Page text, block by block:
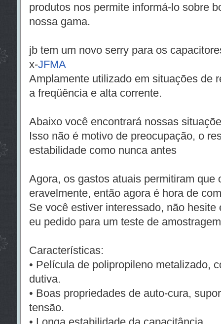
produtos nos permite informá-lo sobre
nossa gama.
jb tem um novo serry para os
x-JFMA
Amplamente utilizado em situações de
a freqüência e alta corrente.
Abaixo você encontrará nossas
Isso não é motivo de preocupação, o
estabilidade como nunca antes
Agora, os gastos atuais permitiram que
eravelmente, então agora é hora de
Se você estiver interessado, não hesite
eu pedido para um teste de
Características:
• Película de polipropileno metalizado,
dutiva.
• Boas propriedades de auto-cura,
tensão.